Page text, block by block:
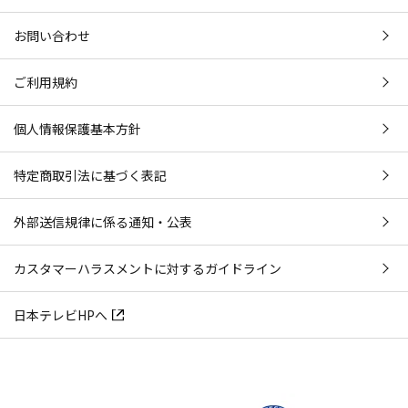
お問い合わせ
ご利用規約
個人情報保護基本方針
特定商取引法に基づく表記
外部送信規律に係る通知・公表
カスタマーハラスメントに対するガイドライン
日本テレビHPへ